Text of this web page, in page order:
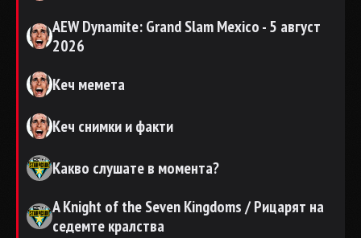
AEW Dynamite: Grand Slam Mexico - 5 август
2026
Кеч мемета
Кеч снимки и факти
Какво слушате в момента?
A Knight of the Seven Kingdoms / Рицарят на
седемте кралства